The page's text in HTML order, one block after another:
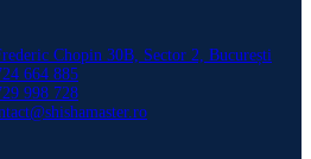
Chopin 30B, Sector 2, București
664 885
998 728